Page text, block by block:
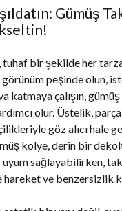
Gümüş
tuhaf bir şekilde her
peşinde olun,
katmaya çalışın,
olur. Üstelik,
göz alıcı hale
kolye, derin bir
sağlayabilirken,
hareket ve benzersizlik